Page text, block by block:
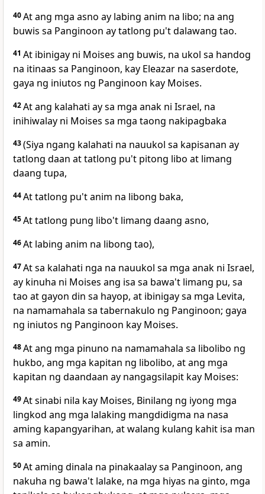
40At ang mga asno ay labing anim na libo; na ang
buwis sa Panginoon ay tatlong pu't dalawang tao.
41 At ibinigay ni Moises ang buwis, na ukol sa handog
na itinaas sa Panginoon, kay Eleazar na saserdote,
gaya ng iniutos ng Panginoon kay Moises.
42At ang kalahati ay sa mga anak ni Israel, na
inihiwalay ni Moises sa mga taong nakipagbaka
43(Siya ngang kalahati na nauukol sa kapisanan ay
tatlong daan at tatlong pu't pitong libo at limang
daang tupa,
44At tatlong pu't anim na libong baka,
45At tatlong pung libo't limang daang asno,
46At labing anim na libong tao),
47At sa kalahati nga na nauukol sa mga anak ni Israel,
ay kinuha ni Moises ang isa sa bawa't limang pu, sa
tao at gayon din sa hayop, at ibinigay sa mga Levita,
na namamahala sa tabernakulo ng Panginoon; gaya
ng iniutos ng Panginoon kay Moises.
48At ang mga pinuno na namamahala sa libolibo ng
hukbo, ang mga kapitan ng libolibo, at ang mga
kapitan ng daandaan ay nangagsilapit kay Moises:
49At sinabi nila kay Moises, Binilang ng iyong mga
lingkod ang mga lalaking mangdidigma na nasa
aming kapangyarihan, at walang kulang kahit isa man
sa amin.
50At aming dinala na pinakaalay sa Panginoon, ang
nakuha ng bawa't lalake, na mga hiyas na ginto, mga